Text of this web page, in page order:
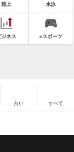
陸上 水泳
ジネス eスポーツ
占い すべて